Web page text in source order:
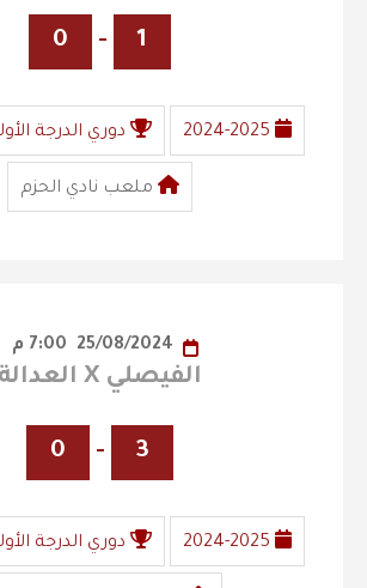
1
-
0
2024-2025 دوري الدرجة
ملعب نادي الحزم
الفيصلي X العدالة
3
-
0
2024-2025 دوري الدرجة